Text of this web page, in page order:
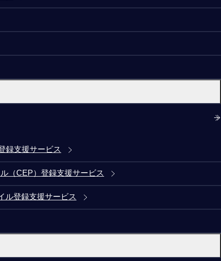
録支援サービス
（CEP）登録支援サービス
ル登録支援サービス